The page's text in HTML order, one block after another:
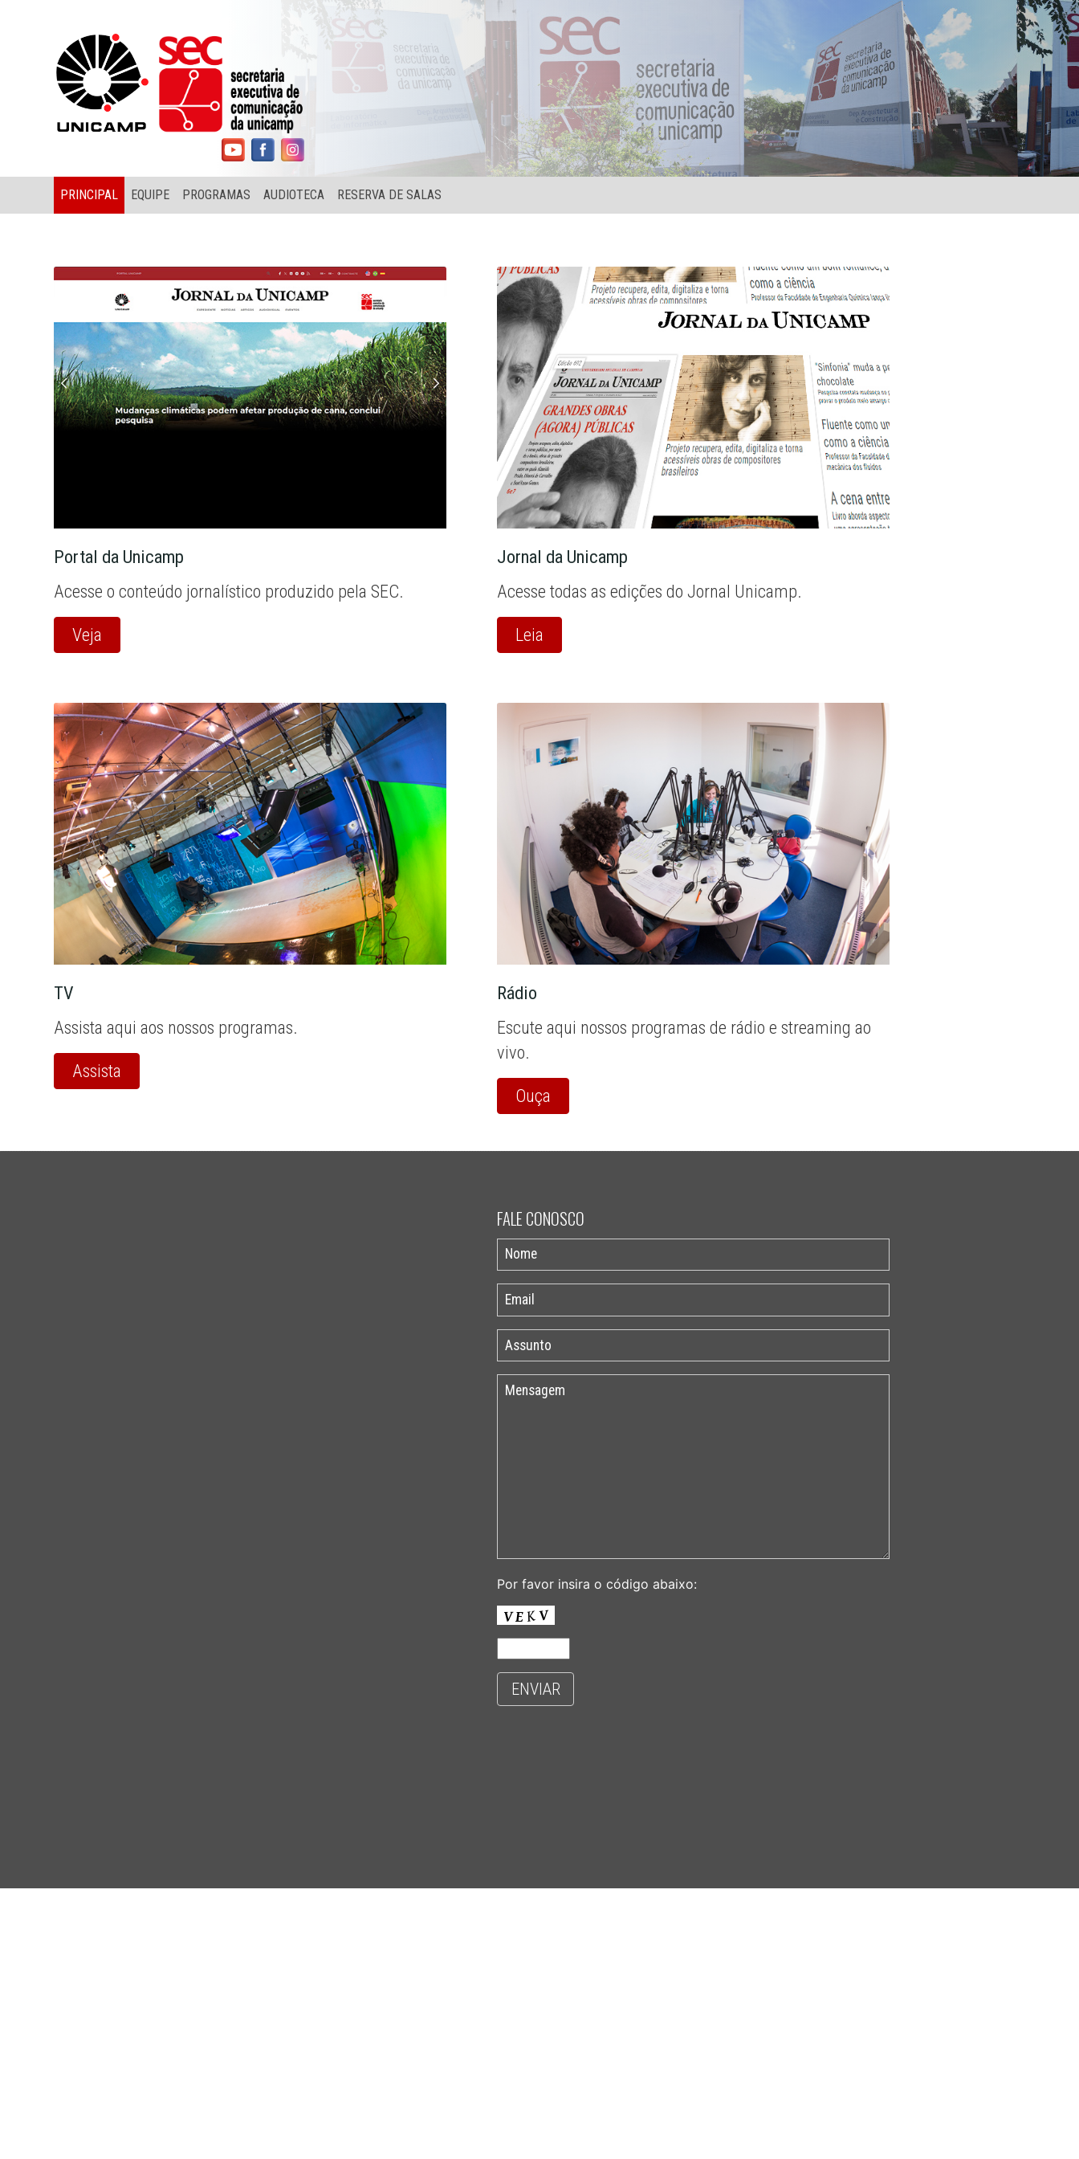
PRINCIPAL EQUIPE PROGRAMAS AUDIOTECA RESERVA DE SALAS
Portal da Unicamp
Acesse o conteúdo jornalístico produzido pela SEC.
Veja
Jornal da Unicamp
Acesse todas as edições do Jornal Unicamp.
Leia
TV
Assista aqui aos nossos programas.
Assista
Rádio
Escute aqui nossos programas de rádio e streaming ao
vivo.
Ouça
FALE CONOSCO
Por favor insira o código abaixo:
ENVIAR